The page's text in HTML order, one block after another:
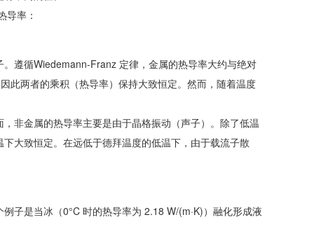
导率：
遵循Wiedemann-Franz 定律，金属的热导率大约与绝对
此两者的乘积（热导率）保持大致恒定。然而，随着温度
非金属的热导率主要是由于晶格振动（声子）。除了低温
大致恒定。在远低于德拜温度的低温下，由于载流子散
子是当冰（0°C 时的热导率为 2.18 W/(m·K)）融化形成液